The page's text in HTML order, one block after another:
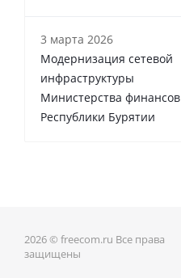
3 марта 2026
Модернизация сетевой
инфраструктуры
Министерства финансов
Республики Бурятии
2026 © freecom.ru Все права
защищены